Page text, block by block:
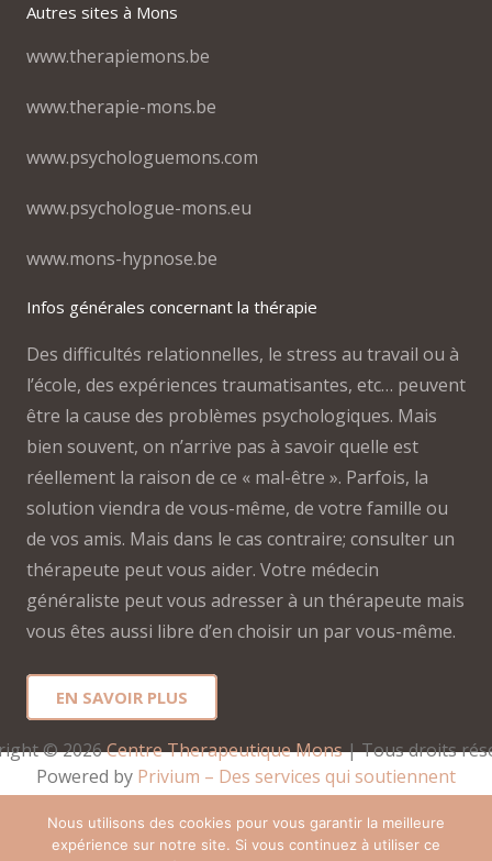
Autres sites à Mons
www.therapiemons.be
www.therapie-mons.be
www.psychologuemons.com
www.psychologue-mons.eu
www.mons-hypnose.be
Infos générales concernant la thérapie
Des difficultés relationnelles, le stress au travail ou à
l’école, des expériences traumatisantes, etc… peuvent
être la cause des problèmes psychologiques. Mais
bien souvent, on n’arrive pas à savoir quelle est
réellement la raison de ce « mal-être ». Parfois, la
solution viendra de vous-même, de votre famille ou
de vos amis. Mais dans le cas contraire; consulter un
thérapeute peut vous aider. Votre médecin
généraliste peut vous adresser à un thérapeute mais
vous êtes aussi libre d’en choisir un par vous-même.
EN SAVOIR PLUS
© 2026 Centre Therapeutique Mons | Tous droits
Powered by Privium – Des services qui soutiennent
hypnotherapeutes.
Nous utilisons des cookies pour vous garantir la meilleure
expérience sur notre site. Si vous continuez à utiliser ce